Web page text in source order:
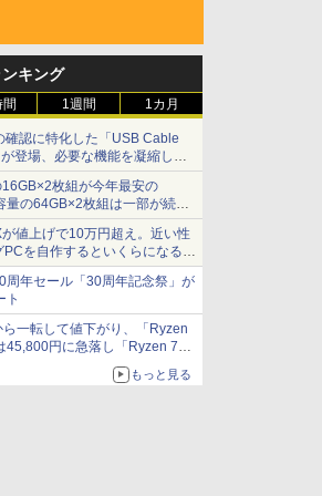
キング
間 1週間 1カ月
確認に特化した「USB Cable
登場、必要な機能を凝縮しコ
売
枚組が今年最安の
量の64GB×2枚組は一部が続騰
リ価格]
値上げで10万円超え。近い性
を自作するといくらになる？
『酒の肴にPCゲーム』】
周年セール「30周年記念祭」が
ト
一転して値下がり、「Ryzen
45,800円に急落し「Ryzen 7
価格逆転解消 [8月前半のCPU
もっと見る